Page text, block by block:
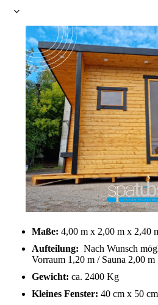
Maße:4,00 m x 2,00 m x 2,40
Aufteilung: Nach Wunsch
Vorraum 1,20 m / Sauna 2,00 m
Gewicht: ca. 2400 Kg
Kleines Fenster: 40 cm x 50 cm